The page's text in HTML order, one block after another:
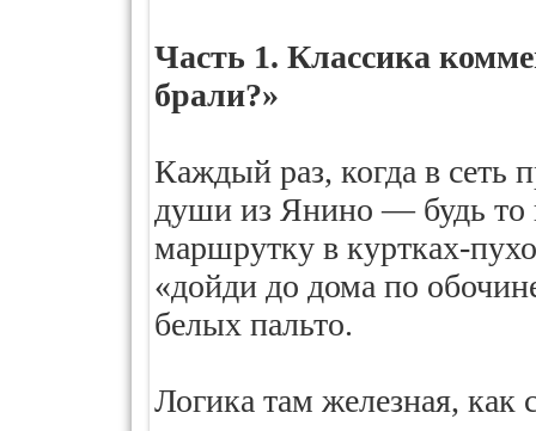
Часть 1. Классика
брали?»
Каждый раз, когда в сеть
души из Янино — будь то
маршрутку в куртках-
«дойди до дома по
белых пальто.
Логика там железная, как